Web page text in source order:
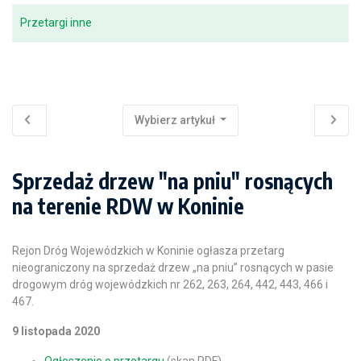
Przetargi inne
Wybierz artykuł
Sprzedaż drzew "na pniu" rosnących
na terenie RDW w Koninie
Rejon Dróg Wojewódzkich w Koninie ogłasza przetarg
nieograniczony na sprzedaż drzew „na pniu” rosnących w pasie
drogowym dróg wojewódzkich nr 262, 263, 264, 442, 443, 466 i
467.
9 listopada 2020